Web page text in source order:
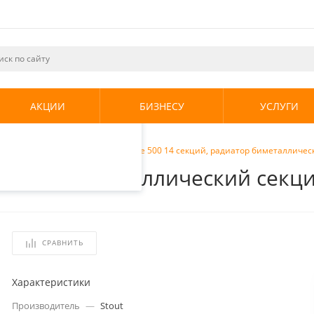
и
использования.
.
АКЦИИ БИЗНЕСУ УСЛУГИ
Stout Style 500 14 секций, радиатор
биметаллический
СРАВНИТЬ
Характеристики
Производитель — Stout